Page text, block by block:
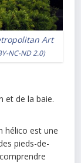
Art
NC-ND 2.0)
et de la baie.
hélico est une
pieds-de-